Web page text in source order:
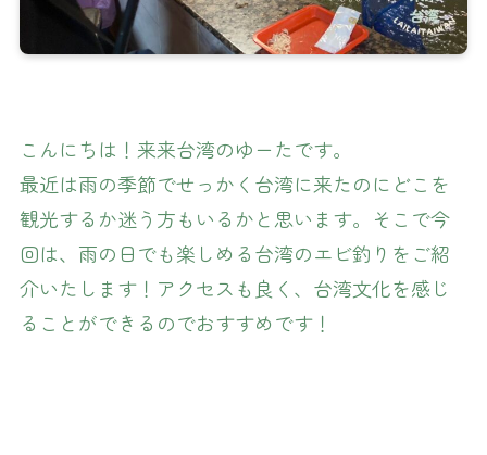
こんにちは！来来台湾のゆーたです。
最近は雨の季節でせっかく台湾に来たのにどこを
観光するか迷う方もいるかと思います。そこで今
回は、雨の日でも楽しめる台湾のエビ釣りをご紹
介いたします！アクセスも良く、台湾文化を感じ
ることができるのでおすすめです！